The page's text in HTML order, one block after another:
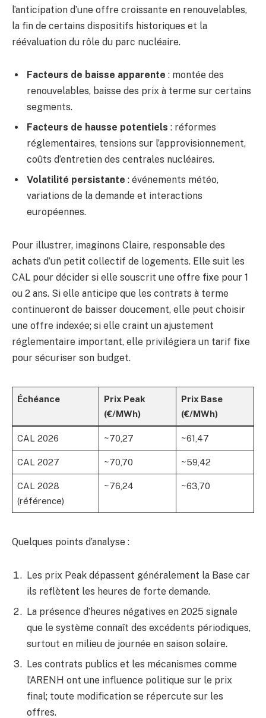
l’anticipation d’une offre croissante en renouvelables,
la fin de certains dispositifs historiques et la
réévaluation du rôle du parc nucléaire.
Facteurs de baisse apparente : montée des
renouvelables, baisse des prix à terme sur certains
segments.
Facteurs de hausse potentiels : réformes
réglementaires, tensions sur l’approvisionnement,
coûts d’entretien des centrales nucléaires.
Volatilité persistante : événements météo,
variations de la demande et interactions
européennes.
Pour illustrer, imaginons Claire, responsable des
achats d’un petit collectif de logements. Elle suit les
CAL pour décider si elle souscrit une offre fixe pour 1
ou 2 ans. Si elle anticipe que les contrats à terme
continueront de baisser doucement, elle peut choisir
une offre indexée; si elle craint un ajustement
réglementaire important, elle privilégiera un tarif fixe
pour sécuriser son budget.
Échéance
Prix Peak
(€/MWh)
Prix Base
(€/MWh)
CAL 2026 ~70,27 ~61,47
CAL 2027 ~70,70 ~59,42
CAL 2028
(référence)
~76,24 ~63,70
Quelques points d’analyse :
Les prix Peak dépassent généralement la Base car
ils reflètent les heures de forte demande.
La présence d’heures négatives en 2025 signale
que le système connaît des excédents périodiques,
surtout en milieu de journée en saison solaire.
Les contrats publics et les mécanismes comme
l’ARENH ont une influence politique sur le prix
final; toute modification se répercute sur les
offres.